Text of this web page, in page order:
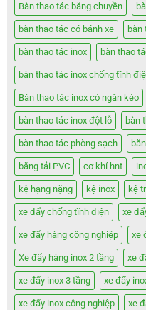
Bàn thao tác băng chuyền
bàn thao tác có bánh xe bàn
bàn thao tác inox bàn thao
bàn thao tác inox chống tĩnh
Bàn thao tác inox có ngăn kéo
bàn thao tác inox đột lỗ bàn
bàn thao tác phòng sạch
băng tải PVC cơ khí hnt
kệ hạng nặng kệ inox kệ
xe đẩy chống tĩnh điện xe
xe đẩy hàng công nghiệp xe
Xe đẩy hàng inox 2 tầng xe
xe đẩy inox 3 tầng xe đẩy
xe đẩy inox công nghiệp xe